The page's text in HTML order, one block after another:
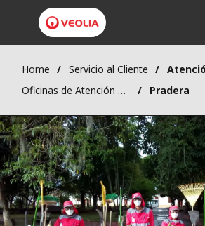
Home Servicio al Cliente
Oficinas de Atención al Cliente
Pradera